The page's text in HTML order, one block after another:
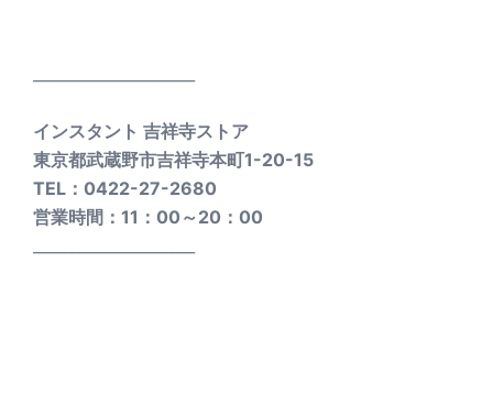
インスタント 吉祥寺ストア
東京都武蔵野市吉祥寺本町1-20-15
TEL：0422-27-2680
営業時間：11：00～20：00